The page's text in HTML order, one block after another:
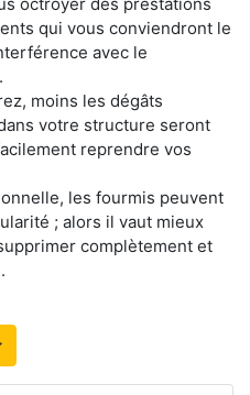
octroyer des prestations
qui vous conviendront le
avec le
moins les dégâts
votre structure seront
reprendre vos
les fourmis peuvent
; alors il vaut mieux
complètement et